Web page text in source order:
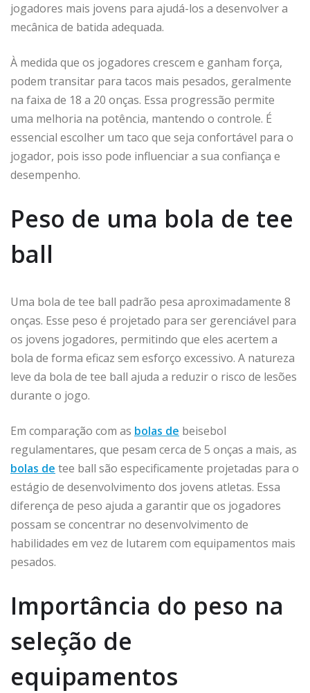
jogadores mais jovens para ajudá-los a desenvolver a
mecânica de batida adequada.
À medida que os jogadores crescem e ganham força,
podem transitar para tacos mais pesados, geralmente
na faixa de 18 a 20 onças. Essa progressão permite
uma melhoria na potência, mantendo o controle. É
essencial escolher um taco que seja confortável para o
jogador, pois isso pode influenciar a sua confiança e
desempenho.
Peso de uma bola de tee
ball
Uma bola de tee ball padrão pesa aproximadamente 8
onças. Esse peso é projetado para ser gerenciável para
os jovens jogadores, permitindo que eles acertem a
bola de forma eficaz sem esforço excessivo. A natureza
leve da bola de tee ball ajuda a reduzir o risco de lesões
durante o jogo.
Em comparação com as bolas de beisebol
regulamentares, que pesam cerca de 5 onças a mais, as
bolas de tee ball são especificamente projetadas para o
estágio de desenvolvimento dos jovens atletas. Essa
diferença de peso ajuda a garantir que os jogadores
possam se concentrar no desenvolvimento de
habilidades em vez de lutarem com equipamentos mais
pesados.
Importância do peso na
seleção de
equipamentos